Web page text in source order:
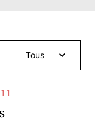
Tous